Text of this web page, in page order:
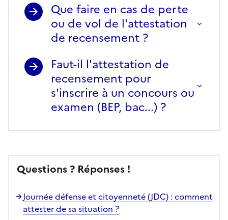
Que faire en cas de perte
ou de vol de l'attestation
de recensement ?
Faut-il l'attestation de
recensement pour
s'inscrire à un concours ou
examen (BEP, bac...) ?
Questions ? Réponses !
Journée défense et citoyenneté (JDC) : comment
attester de sa situation ?